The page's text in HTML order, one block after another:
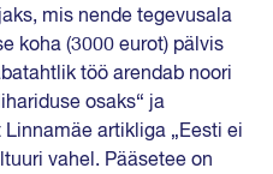
mis nende tegevusala
koha (3000 eurot) pälvis
töö arendab noori
osaks“ ja
artikliga „Eesti ei
vahel. Pääsetee on